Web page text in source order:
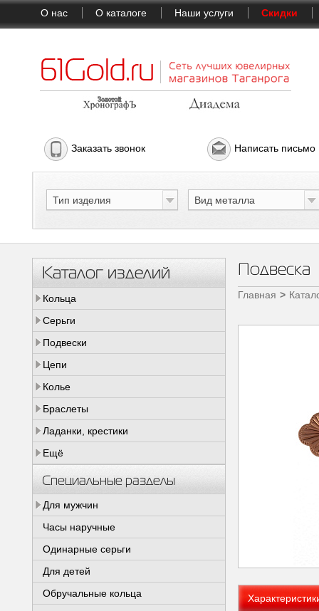
О нас О каталоге Наши услуги Скидки
Заказать звонок Написать письмо
Тип изделия Вид металла
Каталог изделий
Кольца
Серьги
Подвески
Цепи
Колье
Браслеты
Ладанки, крестики
Ещё
Специальные разделы
Для мужчин
Часы наручные
Одинарные серьги
Для детей
Обручальные кольца
Подвеска
Главная